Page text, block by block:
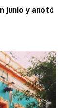
junio y anotó